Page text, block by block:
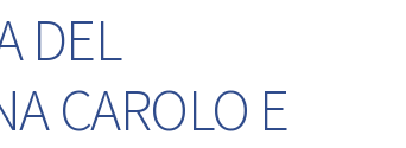
DEL
CAROLO E